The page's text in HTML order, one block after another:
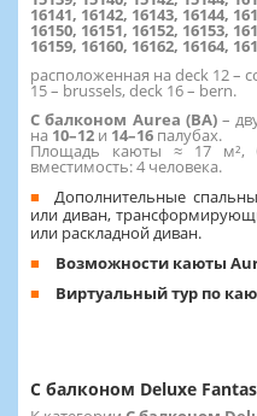
16141, 16142, 16143, 16144,
16150, 16151, 16152, 16153,
16159, 16160, 16162, 16164,
расположенная на deck 12 –
15 – brussels, deck 16 – bern.
С балконом Aurea (BA)–
на 10–12 и 14–16 палубах.
Площадь каюты ≈ 17 м²,
вместимость: 4 человека.
Дополнительные
или диван,
или раскладной диван.
Возможности каюты
Виртуальный тур по
С балконом Deluxe